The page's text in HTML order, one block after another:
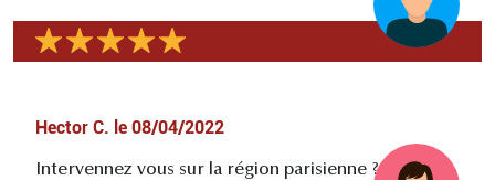
Hector C. le 08/04/2022
Intervennez vous sur la région parisienne ?